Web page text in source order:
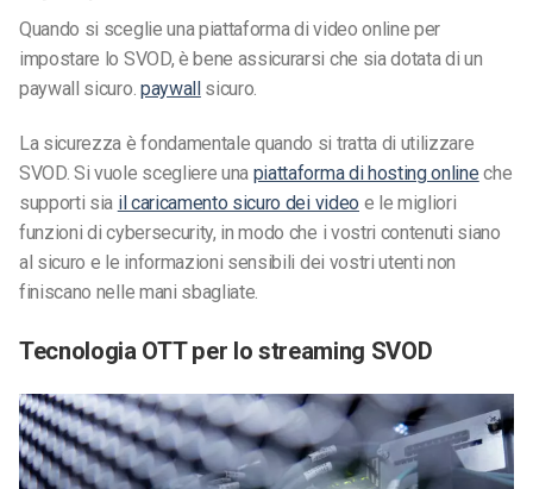
Quando si sceglie una piattaforma di video online per
impostare lo SVOD, è bene assicurarsi che sia dotata di un
paywall sicuro. paywallsicuro.
La sicurezza è fondamentale quando si tratta di utilizzare
SVOD. Si vuole scegliere una piattaforma di hosting online che
supporti sia il caricamento sicuro dei video e le migliori
funzioni di cybersecurity, in modo che i vostri contenuti siano
al sicuro e le informazioni sensibili dei vostri utenti non
finiscano nelle mani sbagliate.
Tecnologia OTT per lo streaming SVOD